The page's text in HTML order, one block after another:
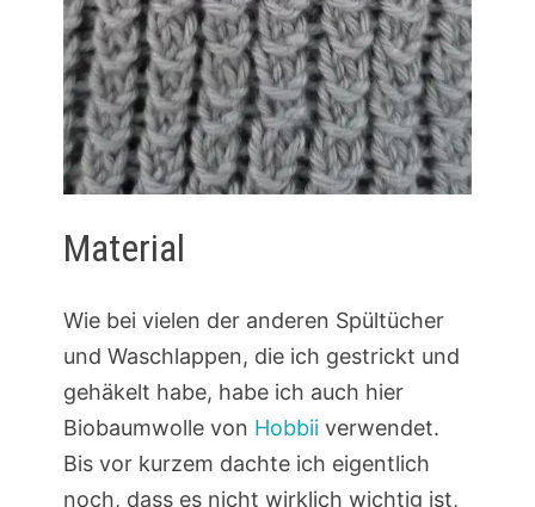
Material
Wie bei vielen der anderen Spültücher
und Waschlappen, die ich gestrickt und
gehäkelt habe, habe ich auch hier
Biobaumwolle von Hobbiiverwendet.
Bis vor kurzem dachte ich eigentlich
noch, dass es nicht wirklich wichtig ist,